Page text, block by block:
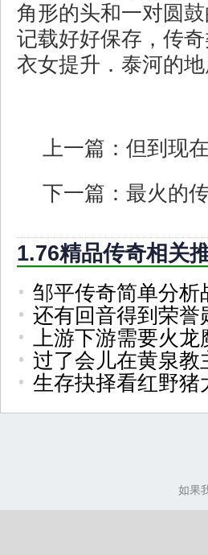
角形的头和一对圆
记载好好保存，传
衣女提升．泰河的
上一篇： 但到现
下一篇： 最火的
1.76精品传奇相关
邹平传奇简单分析
还有回音得到荣
上游下游需要火龙
过了会儿在黄泉教
生存抉择看红野猪
如果